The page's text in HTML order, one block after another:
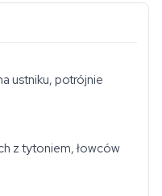
ustniku, potrójnie
z tytoniem, łowców